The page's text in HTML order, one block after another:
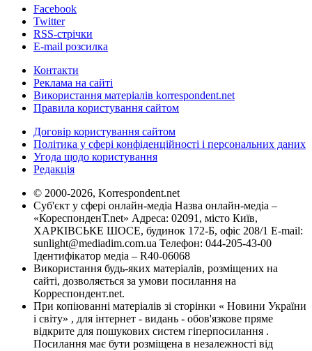
Facebook
Twitter
RSS-стрічки
E-mail розсилка
Контакти
Реклама на сайті
Використання матеріалів korrespondent.net
Правила користування сайтом
Договір користування сайтом
Політика у сфері конфіденційності і персональних даних
Угода щодо користування
Редакція
© 2000-2026, Korrespondent.net
Суб'єкт у сфері онлайн-медіа Назва онлайн-медіа –
«КореспонденТ.net» Адреса: 02091, місто Київ,
ХАРКІВСЬКЕ ШОСЕ, будинок 172-Б, офіс 208/1 E-mail:
sunlight@mediadim.com.ua Телефон: 044-205-43-00
Ідентифікатор медіа – R40-06068
Використання будь-яких матеріалів, розміщених на
сайті, дозволяється за умови посилання на
Корреспондент.net.
При копіюванні матеріалів зі сторінки « Новини України
і світу» , для інтернет - видань - обов'язкове пряме
відкрите для пошукових систем гіперпосилання .
Посилання має бути розміщена в незалежності від